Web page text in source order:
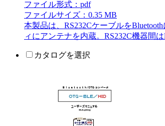
ファイル形式：pdf
ファイルサイズ：0.35 MB
本製品は、RS232Cケーブルを
ィにアンテナを内蔵。RS232C機器間
カタログを選択